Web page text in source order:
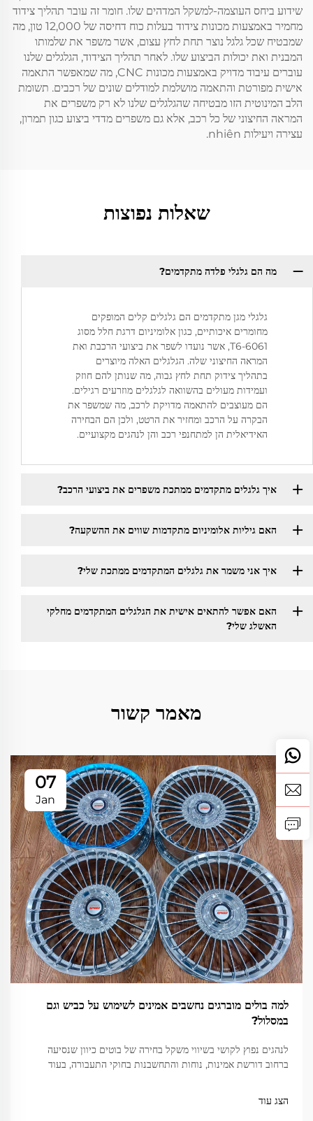
שידוע ביחס העוצמה-למשקל המדהים שלו. חומר זה עובר תהליך צידוד
מחמיר באמצעות מכונות צידוד בעלות כוח דחיסה של 12,000 טון, מה
שמבטיח שכל גלגל נוצר תחת לחץ עצום, אשר משפר את שלמותו
המבנית ואת יכולות הביצוע שלו. לאחר תהליך הצידוד, הגלגלים שלנו
עוברים עיבוד מדויק באמצעות מכונות CNC, מה שמאפשר התאמה
אישית מפורטת והתאמה מושלמת למודלים שונים של רכבים. תשומת
הלב המינוטית הזו מבטיחה שהגלגלים שלנו לא רק משפרים את
המראה החיצוני של כל רכב, אלא גם משפרים מדדי ביצוע כגון תמרון,
עצירה ויעילות nhiên.
שאלות נפוצות
מה הם גלגלי פלדה מתקדמים?
גלגלי מגן מתקדמים הם גלגלים קלים המופקים
מחומרים איכותיים, כגון אלומיניום דרגת חלל מסוג
6061-T6, אשר נועדו לשפר את ביצועי הרכבת ואת
המראה החיצוני שלה. הגלגלים האלה מיוצרים
בתהליך צידוק תחת לחץ גבוה, מה שנותן להם חוזק
ועמידות מעולים בהשוואה לגלגלים מוזרעים רגילים.
הם מעוצבים להתאמה מדויקת לרכב, מה שמשפר את
הבקרה על הרכב ומחזיר את הרטט, ולכן הם הבחירה
האידיאלית הן למתחנפי רכב והן לנהגים מקצועיים.
איך גלגלים מתקדמים ממתכת משפרים את ביצועי הרכב?
האם גיליות אלומיניום מתקדמות שווים את ההשקעה?
איך אני משמר את גלגלים המתקדמים ממתכת שלי?
האם אפשר להתאים אישית את הגלגלים המתקדמים מחלקי
האשלג שלי?
מאמר קשור
07
Jan
למה בולים מוברגים נחשבים אמינים לשימוש על כביש וגם
במסלול?
לנהגים נפוץ לקושי בשיווי משקל בחירה של בוטים כיוון שנסיעה
ברחוב דורשת אמינות, נוחות והתחשבנות בחוקי התעבורה, בעוד
הצג עוד